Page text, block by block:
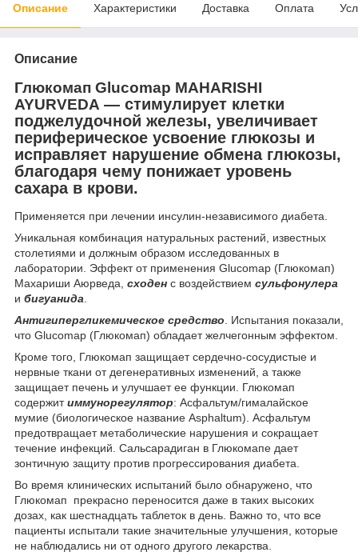
Описание Характеристики Доставка Оплата
Описание
Глюкомап Glucomap MAHARISHI
AYURVEDA — стимулирует клетки
поджелудочной железы, увеличивает
периферическое усвоение глюкозы и
исправляет нарушение обмена глюкозы,
благодаря чему понижает уровень
сахара в крови.
Применяется при лечении инсулин-независимого диабета.
Уникальная комбинация натуральных растений, известных
столетиями и должным образом исследованных в
лаборатории. Эффект от применения Glucomap (Глюкомап)
Махариши Аюрведа, сходен с воздействием сульфонулера
и бигуанида.
Антигипергликемическое средство. Испытания показали,
что Glucomap (Глюкомап) обладает желчегонным эффектом.
Кроме того, Глюкомап защищает сердечно-сосудистые и
нервные ткани от дегенеративных изменений, а также
защищает печень и улучшает ее функции. Глюкомап
содержитиммунорегулятор: Асфальтум/гималайское
мумие (биологическое название Asphaltum). Асфальтум
предотвращает метаболические нарушения и сокращает
течение инфекций. Сальсарадиган в Глюкомапе дает
зонтичную защиту против прогрессирования диабета.
Во время клинических испытаний было обнаружено, что
Глюкомап прекрасно переносится даже в таких высоких
дозах, как шестнадцать таблеток в день. Важно то, что все
пациенты испытали такие значительные улучшения, которые
не наблюдались ни от одного другого лекарства.